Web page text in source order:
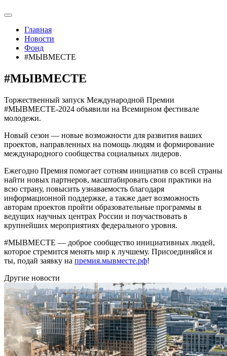
Главная
Новости
Фонд
#МЫВМЕСТЕ
#МЫВМЕСТЕ
Торжественный запуск Международной Премии
#МЫВМЕСТЕ-2024 объявили на Всемирном фестивале
молодежи.
Новый сезон — новые возможности для развития ваших
проектов, направленных на помощь людям и формирование
международного сообщества социальных лидеров.
Ежегодно Премия помогает сотням инициатив со всей страны
найти новых партнеров, масштабировать свои практики на
всю страну, повысить узнаваемость благодаря
информационной поддержке, а также дает возможность
авторам проектов пройти образовательные программы в
ведущих научных центрах России и поучаствовать в
крупнейших мероприятиях федерального уровня.
#МЫВМЕСТЕ — доброе сообщество инициативных людей,
которое стремится менять мир к лучшему. Присоединяйся и
ты, подай заявку на премия.мывместе.рф!
Другие новости